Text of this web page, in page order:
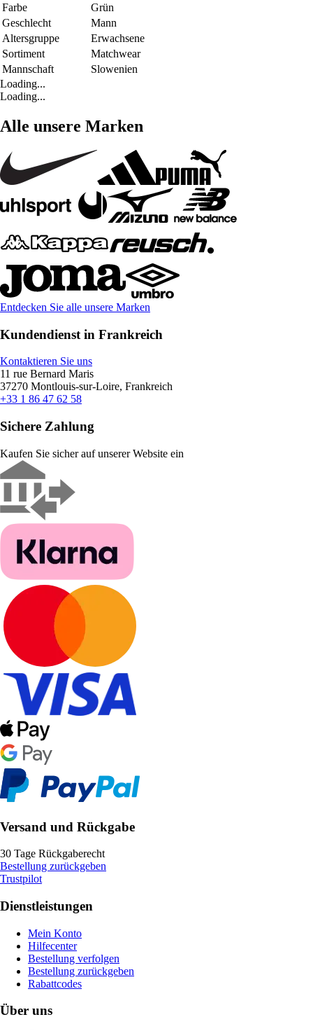
Farbe
Grün
Geschlecht
Mann
Altersgruppe
Erwachsene
Sortiment
Matchwear
Mannschaft
Slowenien
Loading...
Loading...
Alle unsere Marken
Entdecken Sie alle unsere Marken
Kundendienst in Frankreich
Kontaktieren Sie uns
11 rue Bernard Maris
37270 Montlouis-sur-Loire, Frankreich
+33 1 86 47 62 58
Sichere Zahlung
Kaufen Sie sicher auf unserer Website ein
Versand und Rückgabe
30 Tage Rückgaberecht
Bestellung zurückgeben
Trustpilot
Dienstleistungen
Mein Konto
Hilfecenter
Bestellung verfolgen
Bestellung zurückgeben
Rabattcodes
Über uns